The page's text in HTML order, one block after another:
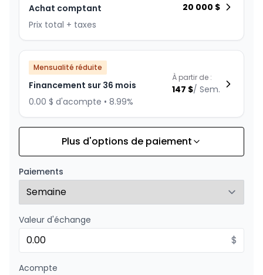
Achat comptant
Prix total + taxes
20 000 $
Mensualité réduite
Financement sur 36 mois
0.00 $ d'acompte • 8.99%
À partir de :
147 $/ Sem.
Financement sur 24 mois
0.00 $ d'acompte • 8.99%
À partir de :
Plus d'options de paiement
Paiements
Valeur d'échange
$
Acompte